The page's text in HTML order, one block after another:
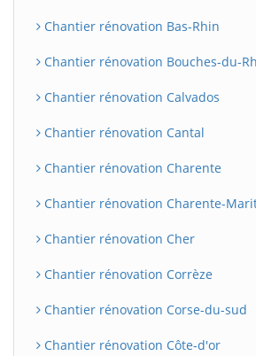
Chantier rénovation Bas-Rhin
Chantier rénovation Bouches-du-
Chantier rénovation Calvados
Chantier rénovation Cantal
Chantier rénovation Charente
Chantier rénovation Charente-
Chantier rénovation Cher
Chantier rénovation Corrèze
Chantier rénovation Corse-du-sud
Chantier rénovation Côte-d'or